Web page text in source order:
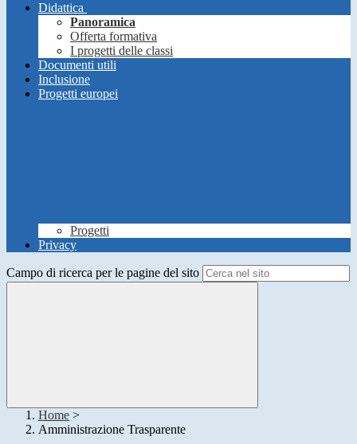
Didattica
Panoramica
Offerta formativa
I progetti delle classi
Documenti utili
Inclusione
Progetti europei
Progetti
Privacy
Campo di ricerca per le pagine del sito
Home >
Amministrazione Trasparente